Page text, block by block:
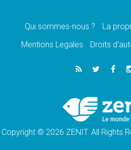
une signature»
Le programme du
07.08.2026
1ère Conférence
Un logo symbolique
en France
Qui sommes-nous ? La
Mentions Legales
Droits
Copyright © 2026 ZENIT. All Rights